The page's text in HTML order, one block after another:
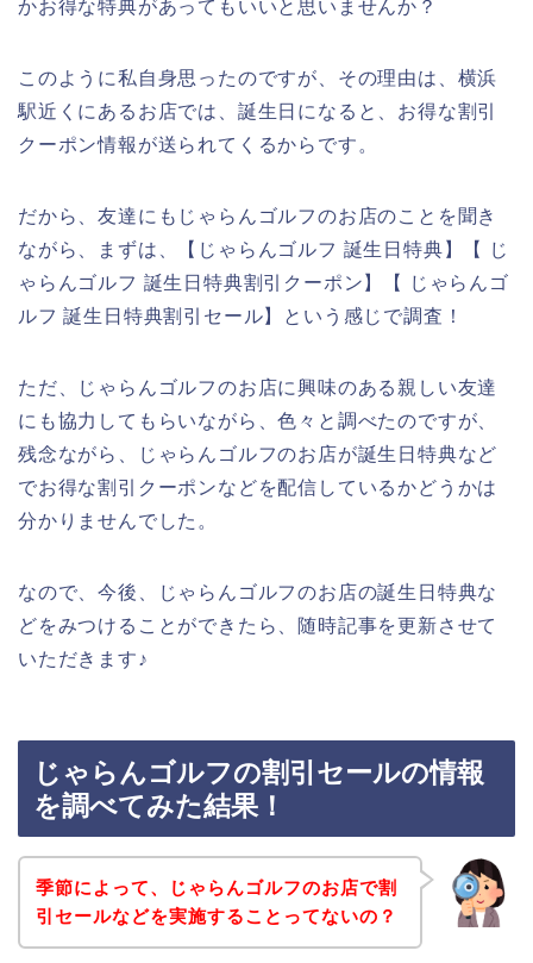
かお得な特典があってもいいと思いませんか？
このように私自身思ったのですが、その理由は、横浜
駅近くにあるお店では、誕生日になると、お得な割引
クーポン情報が送られてくるからです。
だから、友達にもじゃらんゴルフのお店のことを聞き
ながら、まずは、【じゃらんゴルフ 誕生日特典】【 じ
ゃらんゴルフ 誕生日特典割引クーポン】【 じゃらんゴ
ルフ 誕生日特典割引セール】という感じで調査！
ただ、じゃらんゴルフのお店に興味のある親しい友達
にも協力してもらいながら、色々と調べたのですが、
残念ながら、じゃらんゴルフのお店が誕生日特典など
でお得な割引クーポンなどを配信しているかどうかは
分かりませんでした。
なので、今後、じゃらんゴルフのお店の誕生日特典な
どをみつけることができたら、随時記事を更新させて
いただきます♪
じゃらんゴルフの割引セールの情報
を調べてみた結果！
季節によって、じゃらんゴルフのお店で割
引セールなどを実施することってないの？